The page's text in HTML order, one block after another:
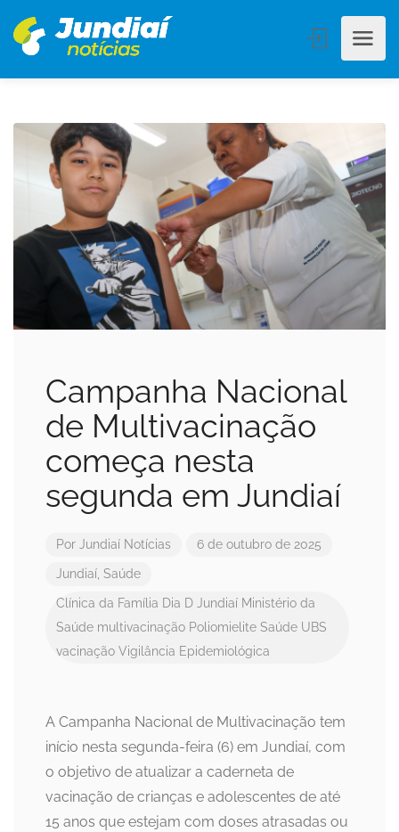
Campanha Nacional
de Multivacinação
começa nesta
segunda em Jundiaí
Por Jundiaí Notícias 6 de outubro de 2025
Jundiaí, Saúde
Clínica da Família Dia D Jundiaí Ministério da
Saúde multivacinação Poliomielite Saúde UBS
vacinação Vigilância Epidemiológica
A Campanha Nacional de Multivacinação tem
início nesta segunda-feira (6) em Jundiaí, com
o objetivo de atualizar a caderneta de
vacinação de crianças e adolescentes de até
15 anos que estejam com doses atrasadas ou